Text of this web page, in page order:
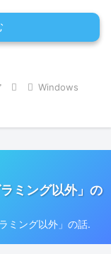
Windows
ミング以外」の
ミング以外」の話.